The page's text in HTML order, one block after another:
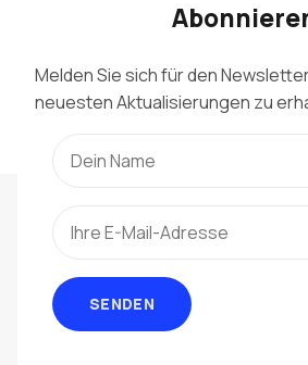
Melden Sie sich für den
neuesten Aktualisierungen zu
SENDEN